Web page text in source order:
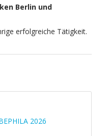
Berlin und
erfolgreiche Tätigkeit.
2026